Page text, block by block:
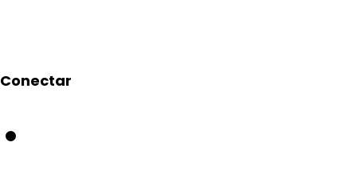
Conectar